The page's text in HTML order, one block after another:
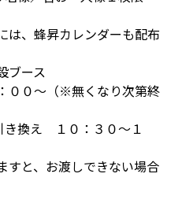
は、蜂昇カレンダーも配布
ブース
００～（※無くなり次第終
き換え １０：３０～１
すと、お渡しできない場合